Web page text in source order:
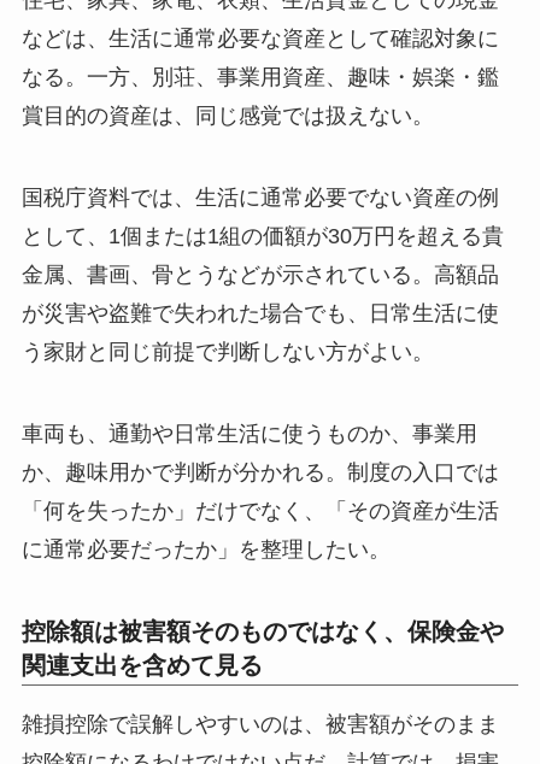
などは、生活に通常必要な資産として確認対象に
なる。一方、別荘、事業用資産、趣味・娯楽・鑑
賞目的の資産は、同じ感覚では扱えない。
国税庁資料では、生活に通常必要でない資産の例
として、1個または1組の価額が30万円を超える貴
金属、書画、骨とうなどが示されている。高額品
が災害や盗難で失われた場合でも、日常生活に使
う家財と同じ前提で判断しない方がよい。
車両も、通勤や日常生活に使うものか、事業用
か、趣味用かで判断が分かれる。制度の入口では
「何を失ったか」だけでなく、「その資産が生活
に通常必要だったか」を整理したい。
控除額は被害額そのものではなく、保険金や
関連支出を含めて見る
雑損控除で誤解しやすいのは、被害額がそのまま